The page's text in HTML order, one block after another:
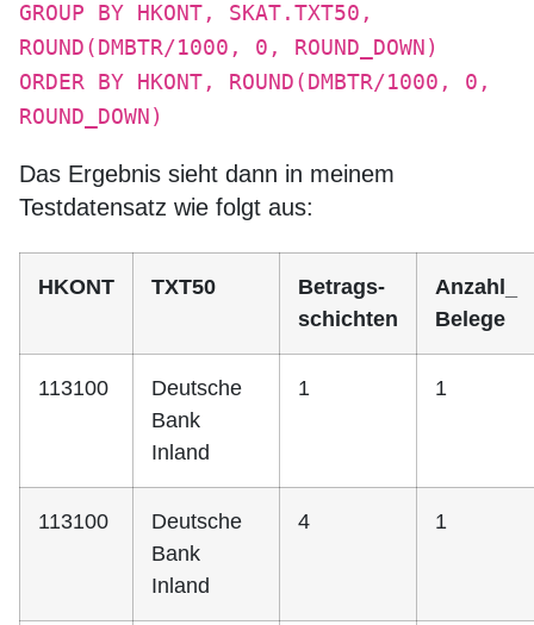
GROUP BY HKONT, SKAT.TXT50,
ROUND(DMBTR/1000, 0, ROUND_DOWN)
ORDER BY HKONT, ROUND(DMBTR/1000, 0,
ROUND_DOWN)
Das Ergebnis sieht dann in meinem
Testdatensatz wie folgt aus:
HKONT TXT50
Betrags-
schichten
Anzahl_
Belege
113100
Deutsche
Bank
Inland
1 1
113100
Deutsche
Bank
Inland
4 1